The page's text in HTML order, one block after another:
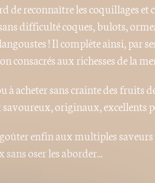
reconnaître les coquillages et
difficulté coques, bulots,
! Il complète ainsi, par
consacrés aux richesses de la
à acheter sans crainte des fruits
originaux, excellents
enfin aux multiples
oser les aborder...